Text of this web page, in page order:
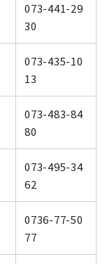
073-441-29
30
073-435-10
13
073-483-84
80
073-495-34
62
0736-77-50
77